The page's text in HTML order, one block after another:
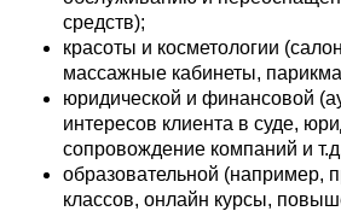
средств);
красоты и косметологии
массажные кабинеты,
юридической и финансовой
интересов клиента в суде,
сопровождение компаний и
образовательной (например,
классов, онлайн курсы,